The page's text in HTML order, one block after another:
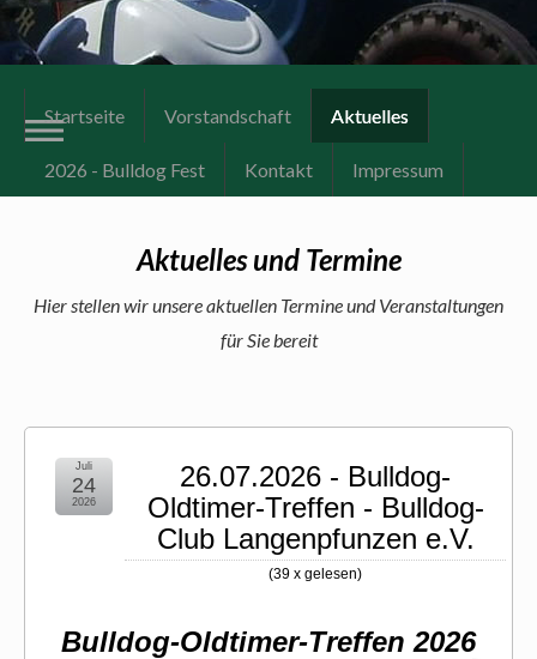
Startseite Vorstandschaft Aktuelles
2026 - Bulldog Fest Kontakt Impressum
Aktuelles und Termine
Hier stellen wir unsere aktuellen Termine und Veranstaltungen
für Sie bereit
26.07.2026 - Bulldog-
Oldtimer-Treffen - Bulldog-
Club Langenpfunzen e.V.
(39 x gelesen)
Juli
24
2026
Bulldog-Oldtimer-Treffen 2026